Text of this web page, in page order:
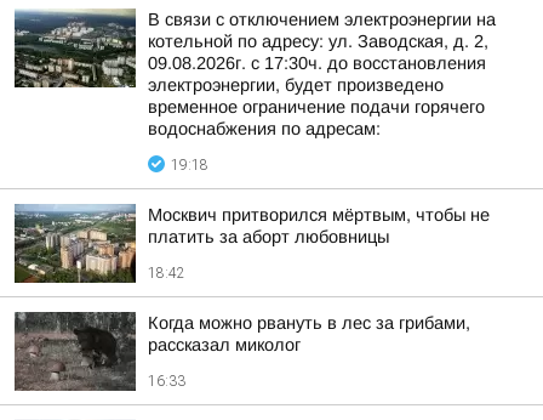
В связи с отключением электроэнергии на
котельной по адресу: ул. Заводская, д. 2,
09.08.2026г. с 17:30ч. до восстановления
электроэнергии, будет произведено
временное ограничение подачи горячего
водоснабжения по адресам:
19:18
Москвич притворился мёртвым, чтобы не
платить за аборт любовницы
18:42
Когда можно рвануть в лес за грибами,
рассказал миколог
16:33